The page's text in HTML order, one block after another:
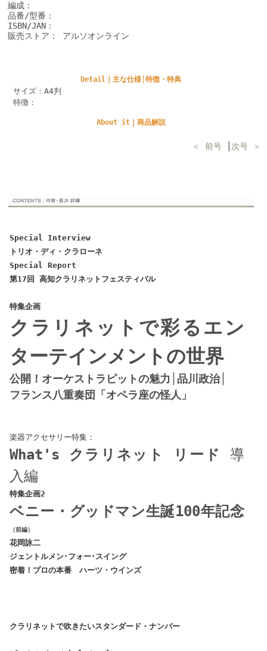
編成：
品番/型番：
ISBN/JAN：
販売ストア： アルソオンライン
Detail｜主な仕様│特徴・特典
サイズ：A4判
特徴：
About it｜商品解説
＜ 前号 次号 ＞
Special Interview
トリオ・ディ・クラローネ
Special Report
第17回 高知クラリネットフェスティバル
特集企画
クラリネットで彩るエン
ターテインメントの世界
公開！オーケストラピットの魅力│品川政治│
フランス八重奏団「オペラ座の怪人」
楽器アクセサリー特集：
What's クラリネット リード 導
入編
特集企画2
ベニー・グッドマン生誕100年記念
（前編）
花岡詠二
ジェントルメン･フォー･スイング
密着！プロの本番 ハーツ・ウインズ
クラリネットで吹きたいスタンダード・ナンバー